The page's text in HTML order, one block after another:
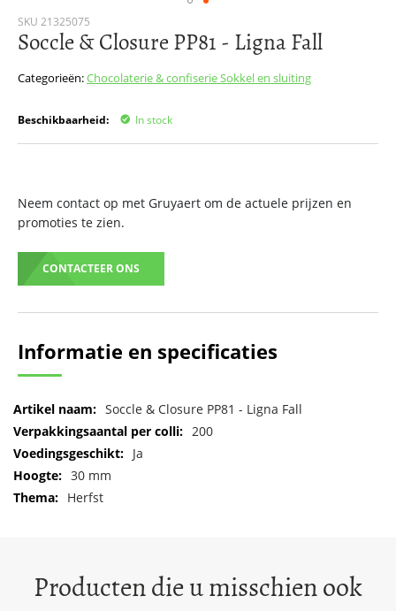
SKU 21325075
Soccle & Closure PP81 - Ligna Fall
Categorieën:Chocolaterie & confiserieSokkel en sluiting
Beschikbaarheid: In stock
Neem contact op met Gruyaert om de actuele prijzen en
promoties te zien.
CONTACTEER ONS
Ga
naar
begin
afbeeldingen-
gallerij
Informatie en specificaties
Meer
informatie
Soccle & Closure PP81 - Ligna Fall
200
Ja
30 mm
Herfst
Producten die u misschien ook